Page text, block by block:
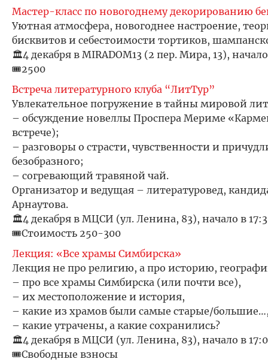
Мастер-класс по новогоднему декорированию
Уютная атмосфера, новогоднее настроение,
бисквитов и себестоимости тортиков,
🏛️4 декабря в MIRADOM13 (2 пер. Мира, 13), начало
🎟️2500
Встреча литературного клуба “ЛитТур”
Увлекательное погружение в тайны мировой
– обсуждение новеллы Проспера Мериме
встрече);
– разговоры о страсти, чувственности и
безобразного;
– согревающий травяной чай.
Организатор и ведущая – литературовед,
Арнаутова.
🏛️4 декабря в МЦСИ (ул. Ленина, 83), начало в
🎟️Стоимость 250-300
Лекция: «Все храмы Симбирска»
Лекция не про религию, а про историю,
– про все храмы Симбирска (или почти все),
– их местоположение и история,
– какие из храмов были самые старые/
– какие утрачены, а какие сохранились?
🏛️4 декабря в МЦСИ (ул. Ленина, 83), начало в
🎟️Свободные взносы